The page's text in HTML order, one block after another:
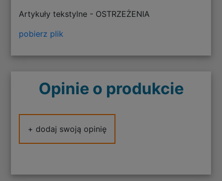
Artykuły tekstylne - OSTRZEŻENIA
pobierz plik
Opinie o produkcie
+ dodaj swoją opinię